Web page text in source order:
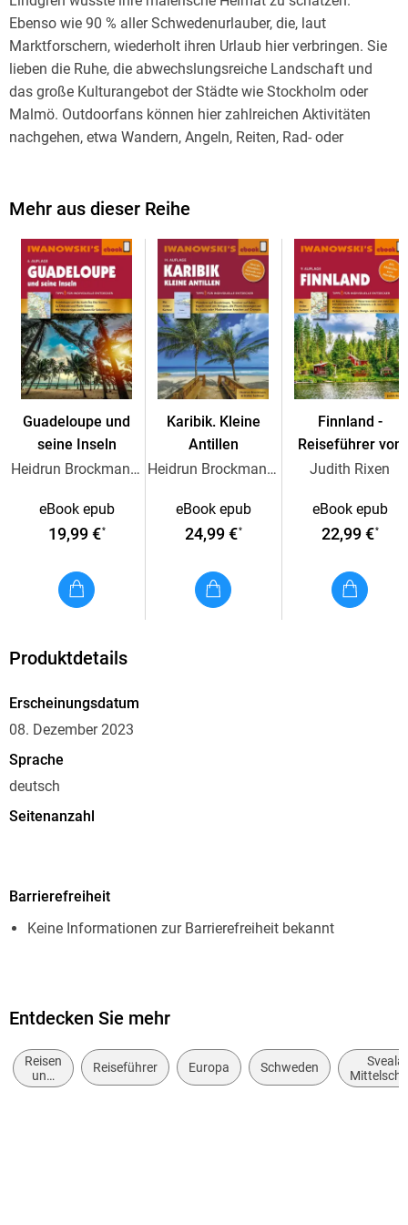
Ebenso wie 90 % aller Schwedenurlauber, die, laut
Marktforschern, wiederholt ihren Urlaub hier verbringen. Sie
lieben die Ruhe, die abwechslungsreiche Landschaft und
das große Kulturangebot der Städte wie Stockholm oder
Malmö. Outdoorfans können hier zahlreichen Aktivitäten
nachgehen, etwa Wandern, Angeln, Reiten, Rad- oder
Individualreisende, die mit dem PKW oder Wohnmobil
Wissenswerte über Sehenswürdigkeiten, Naturschönheiten
und Rundreisen im ganzen Land. Doch auch ohne Auto lässt
sich das skandinavische Land bequem erkunden: Die
Skandinavien-Kenner Ulrich Quack und Gerhard Austrup
geben praktische Hinweise für Touren per Bus und Bahn. Ihre
Übernachtungstipps orientieren sich am "Besonderen" wie
gemütlichen Ferienhäusern am Meer, idyllischen
Zu den speziellen Empfehlungen der Autoren gehören z. B.
Wanderungen in Lappland und die Schönheiten der Inseln
Öland und Gotland mit der mittelalterlich anmutenden Stadt
Mehr aus dieser Reihe
Guadeloupe und
seine Inseln
Heidrun Brockmann, Stefan Sedlmair
eBook epub
19,99 €*
Karibik. Kleine
Antillen
Heidrun Brockmann, Stefan Sedlmaier
eBook epub
24,99 €*
Finnland -
Reiseführer von
Iwanowski
Judith Rixen
eBook epub
22,99 €*
Produktdetails
Erscheinungsdatum
08. Dezember 2023
Sprache
deutsch
Seitenanzahl
55,68 MB
Reihe
Ulrich Quack
Iwanowski's Reisebuchverlag
Barrierefreiheit
Keine Informationen zur Barrierefreiheit bekannt
Entdecken Sie mehr
Reisen
und
Urlaub
Reiseführer Europa Schweden